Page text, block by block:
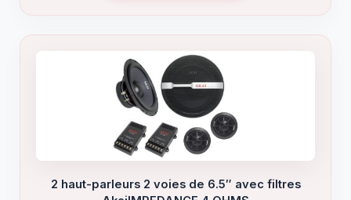
2 haut-parleurs 2 voies de 6.5″ avec filtres